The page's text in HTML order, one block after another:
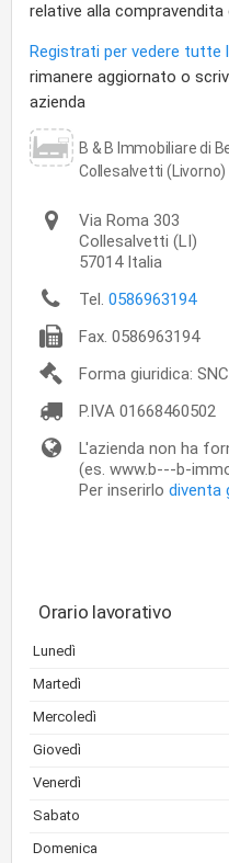
relative alla compravendita
Registrati per vedere tutte
rimanere aggiornato o
azienda
B & B Immobiliare di
Collesalvetti (Livorno)
Via Roma 303
Collesalvetti (LI)
57014 Italia
Tel. 0586963194
Fax. 0586963194
Forma giuridica: SNC
P.IVA 01668460502
L'azienda non ha
(es. www.b---b-
Per inserirlo diventa
Orario lavorativo
Lunedì
Martedì
Mercoledì
Giovedì
Venerdì
Sabato
Domenica